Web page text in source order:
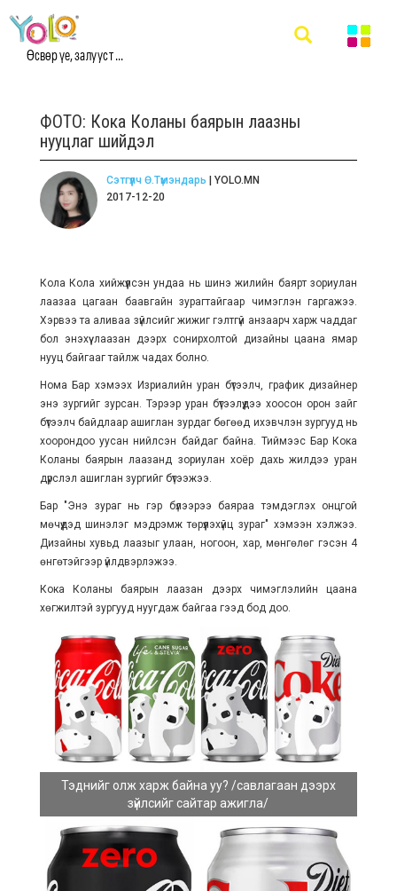
Өсвөр үе, залууст ...
ФОТО: Кока Коланы баярын лаазны
нууцлаг шийдэл
Сэтгүүлч Ө.Түмэндарь | YOLO.MN
2017-12-20
Кола Кола хийжүүлсэн ундаа нь шинэ жилийн баярт зориулан
лаазаа цагаан баавгайн зурагтайгаар чимэглэн гаргажээ.
Хэрвээ та аливаа зүйлсийг жижиг гэлтгүй анзаарч харж чаддаг
бол энэхүү лаазан дээрх сонирхолтой дизайны цаана ямар
нууц байгааг тайлж чадах болно.
Нома Бар хэмээх Изриалийн уран бүтээлч, график дизайнер
энэ зургийг зурсан. Тэрээр уран бүтээлүүдээ хоосон орон зайг
бүтээлч байдлаар ашиглан зурдаг бөгөөд ихэвчлэн зургууд нь
хоорондоо уусан нийлсэн байдаг байна. Тиймээс Бар Кока
Коланы баярын лаазанд зориулан хоёр дахь жилдээ уран
дүрслэл ашиглан зургийг бүтээжээ.
Бар "Энэ зураг нь гэр бүлээрээ баяраа тэмдэглэх онцгой
мөчүүдэд шинэлэг мэдрэмж төрүүлэхүйц зураг" хэмээн хэлжээ.
Дизайны хувьд лаазыг улаан, ногоон, хар, мөнгөлөг гэсэн 4
өнгөтэйгээр үйлдвэрлэжээ.
Кока Коланы баярын лаазан дээрх чимэглэлийн цаана
хөгжилтэй зургууд нуугдаж байгаа гээд бод доо.
Тэднийг олж харж байна уу? /савлагаан дээрх
зүйлсийг сайтар ажигла/